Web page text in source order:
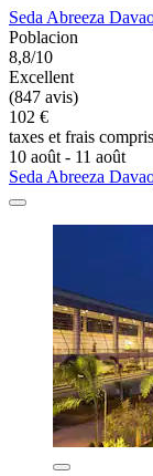
Seda Abreeza
Poblacion
8,8/10
Excellent
(847 avis)
102 €
taxes et frais compris
10 août - 11 août
Seda Abreeza